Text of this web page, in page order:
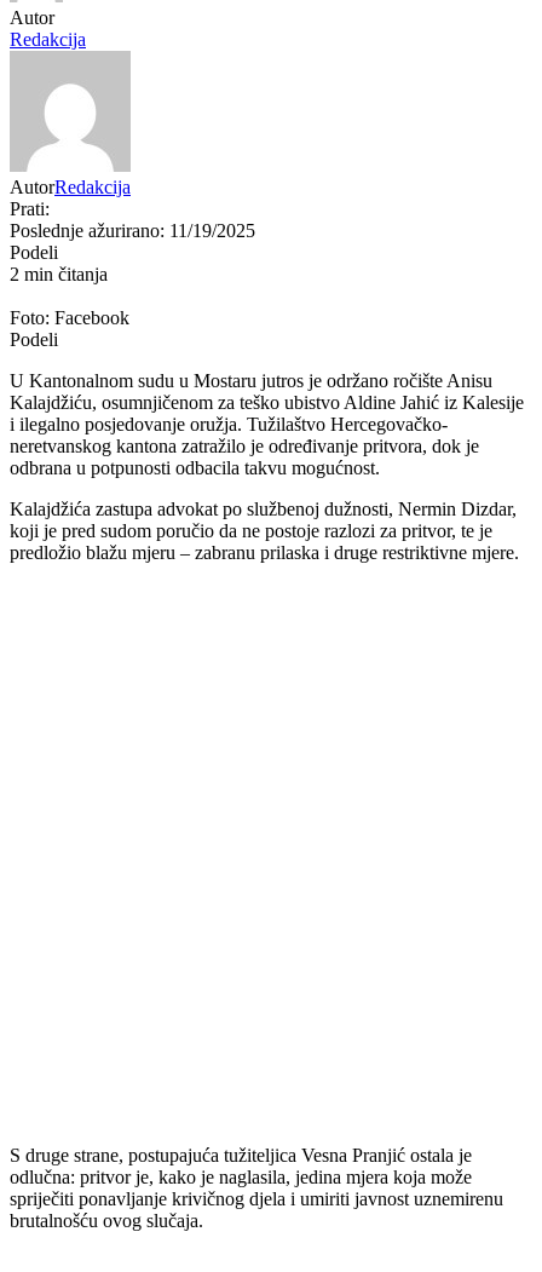
Autor
Redakcija
AutorRedakcija
Prati:
Poslednje ažurirano: 11/19/2025
Podeli
2 min čitanja
Foto: Facebook
Podeli
U Kantonalnom sudu u Mostaru jutros je održano ročište Anisu
Kalajdžiću, osumnjičenom za teško ubistvo Aldine Jahić iz Kalesije
i ilegalno posjedovanje oružja. Tužilaštvo Hercegovačko-
neretvanskog kantona zatražilo je određivanje pritvora, dok je
odbrana u potpunosti odbacila takvu mogućnost.
Kalajdžića zastupa advokat po službenoj dužnosti, Nermin Dizdar,
koji je pred sudom poručio da ne postoje razlozi za pritvor, te je
predložio blažu mjeru – zabranu prilaska i druge restriktivne mjere.
S druge strane, postupajuća tužiteljica Vesna Pranjić ostala je
odlučna: pritvor je, kako je naglasila, jedina mjera koja može
spriječiti ponavljanje krivičnog djela i umiriti javnost uznemirenu
brutalnošću ovog slučaja.